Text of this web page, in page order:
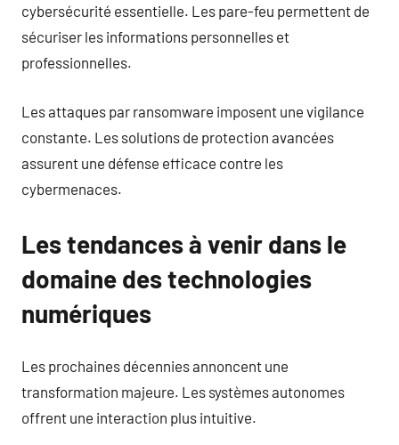
cybersécurité essentielle. Les pare-feu permettent de
sécuriser les informations personnelles et
professionnelles.
Les attaques par ransomware imposent une vigilance
constante. Les solutions de protection avancées
assurent une défense efficace contre les
cybermenaces.
Les tendances à venir dans le
domaine des technologies
numériques
Les prochaines décennies annoncent une
transformation majeure. Les systèmes autonomes
offrent une interaction plus intuitive.